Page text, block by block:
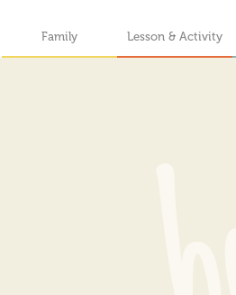
Family Lesson & Activity